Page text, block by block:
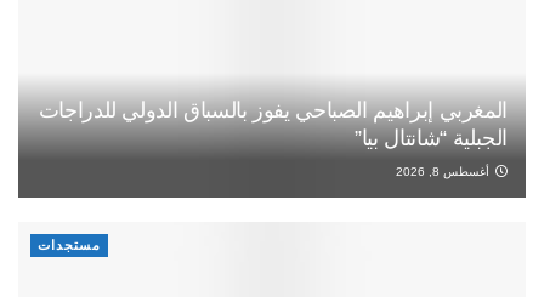
المغربي إبراهيم الصباحي يفوز بالسباق الدولي للدراجات
الجبلية “شانتال بيا”
أغسطس 8, 2026
مستجدات